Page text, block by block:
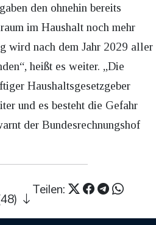
den ohnehin bereits
im Haushalt noch mehr
wird nach dem Jahr 2029 aller
heißt es weiter. „Die
Haushaltsgesetzgeber
und es besteht die Gefahr
der Bundesrechnungshof
Teilen: